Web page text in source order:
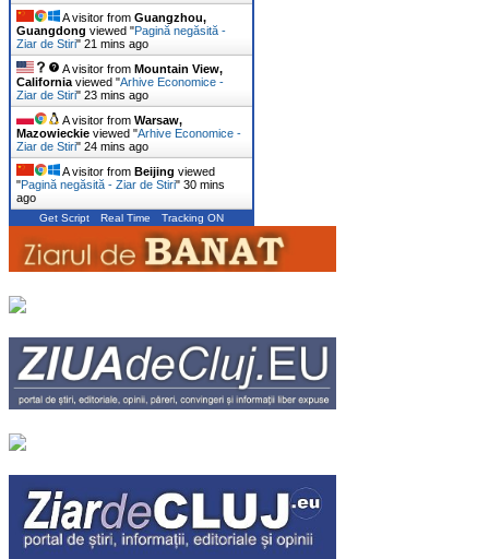
A visitor from Guangzhou,
Guangdong viewed "Pagină negăsită -
Ziar de Stiri" 21 mins ago
A visitor from Mountain View,
California viewed "Arhive Economice -
Ziar de Stiri" 23 mins ago
A visitor from Warsaw,
Mazowieckie viewed "Arhive Economice -
Ziar de Stiri" 24 mins ago
A visitor from Beijing viewed
"Pagină negăsită - Ziar de Stiri" 30 mins
ago
Get Script Real Time Tracking ON